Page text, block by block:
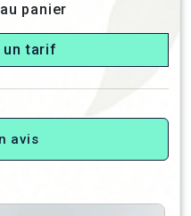
panier
un tarif
avis